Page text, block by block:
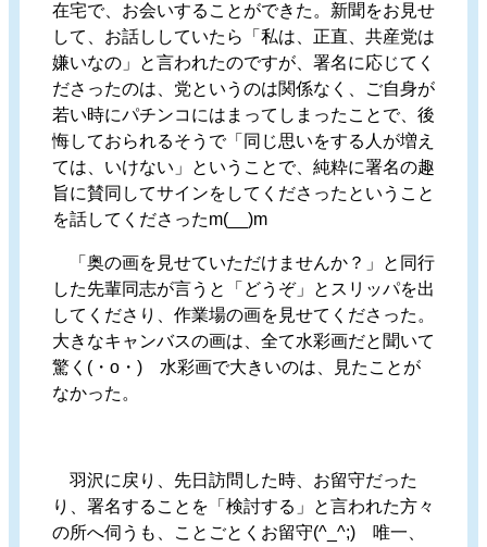
在宅で、お会いすることができた。新聞をお見せ
して、お話ししていたら「私は、正直、共産党は
嫌いなの」と言われたのですが、署名に応じてく
ださったのは、党というのは関係なく、ご自身が
若い時にパチンコにはまってしまったことで、後
悔しておられるそうで「同じ思いをする人が増え
ては、いけない」ということで、純粋に署名の趣
旨に賛同してサインをしてくださったということ
を話してくださったm(__)m
「奥の画を見せていただけませんか？」と同行
した先輩同志が言うと「どうぞ」とスリッパを出
してくださり、作業場の画を見せてくださった。
大きなキャンバスの画は、全て水彩画だと聞いて
驚く(・o・) 水彩画で大きいのは、見たことが
なかった。
羽沢に戻り、先日訪問した時、お留守だった
り、署名することを「検討する」と言われた方々
の所へ伺うも、ことごとくお留守(^_^;) 唯一、